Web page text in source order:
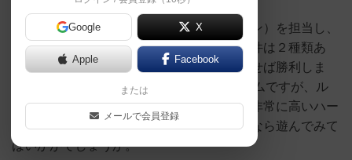
プレイヤーは自由の民または冥王（サウロン）を担当し、
それぞれの勝利条件を目指します。勝利条件は２種類あ
り、指輪勝利と軍事勝利でどちらかを満たせば勝利しま
す。BGGでとても高く評価されているゲームですが、ル
ール量が多く、原作があるなどプレイには非常に高いハー
ドルがあると思いますが、原作ファンの方なら遊んでみて
はいかがでしょうか。
Google X
Apple Facebook
または
メールで会員登録